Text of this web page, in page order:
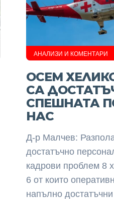
АНАЛИЗИ И КОМЕНТАРИ
ОСЕМ
СА
СПЕШНАТА
НАС
Д-р Малчев:
достатъчно
кадрови проблем 8
6 от които
напълно